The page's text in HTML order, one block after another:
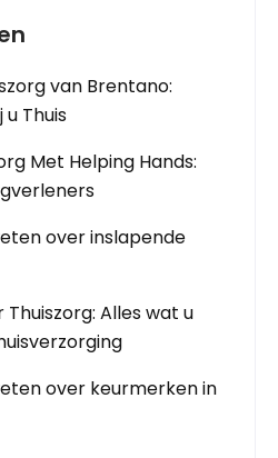
van Brentano:
u Thuis
Met Helping Hands:
over inslapende
Alles wat u
over keurmerken in